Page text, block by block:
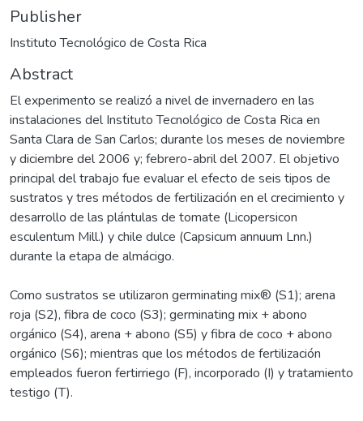
Publisher
Instituto Tecnológico de Costa Rica
Abstract
El experimento se realizó a nivel de invernadero en las
instalaciones del Instituto Tecnológico de Costa Rica en
Santa Clara de San Carlos; durante los meses de noviembre
y diciembre del 2006 y; febrero-abril del 2007. El objetivo
principal del trabajo fue evaluar el efecto de seis tipos de
sustratos y tres métodos de fertilización en el crecimiento y
desarrollo de las plántulas de tomate (Licopersicon
esculentum Mill.) y chile dulce (Capsicum annuum Lnn.)
durante la etapa de almácigo.
Como sustratos se utilizaron germinating mix® (S1); arena
roja (S2), fibra de coco (S3); germinating mix + abono
orgánico (S4), arena + abono (S5) y fibra de coco + abono
orgánico (S6); mientras que los métodos de fertilización
empleados fueron fertirriego (F), incorporado (I) y tratamiento
testigo (T).